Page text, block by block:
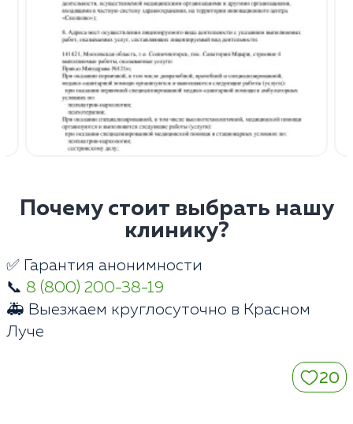
Почему стоит выбрать нашу
клинику?
✅ Гарантия анонимности
📞 8 (800) 200-38-19
🚑 Выезжаем круглосуточно в Красном
Луче
20